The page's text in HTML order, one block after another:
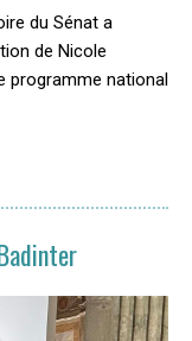
du Sénat a
de Nicole
programme national